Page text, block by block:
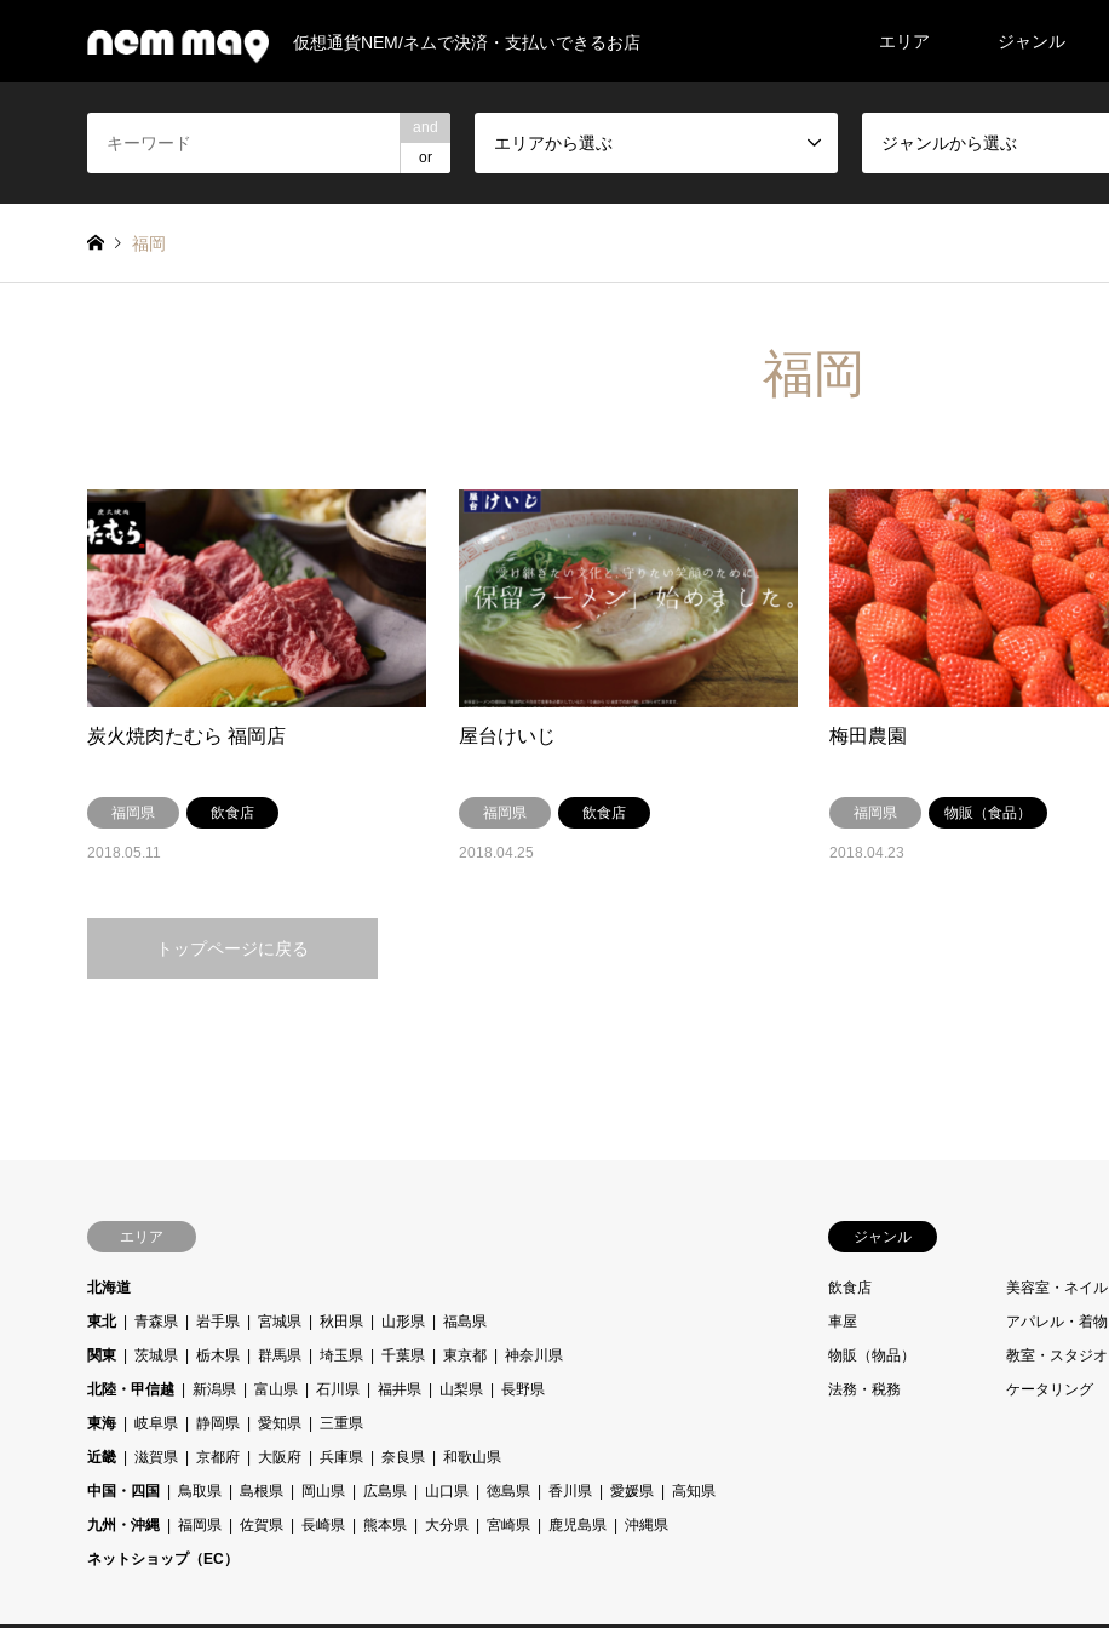
仮想通貨NEM/ネムで決済・支払いできるお店 エリア ジャンル
and
or
エリアから選ぶ ジャンルから選ぶ
福岡
福岡
炭火焼肉たむら 福岡店
福岡県 飲食店
2018.05.11
屋台けいじ
福岡県 飲食店
2018.04.25
梅田農園
福岡県 物販（食品）
2018.04.23
トップページに戻る
エリア
北海道
東北
青森県 岩手県 宮城県 秋田県 山形県
福島県
関東
茨城県 栃木県 群馬県 埼玉県 千葉県 東京都
神奈川県
北陸・甲信越
新潟県 富山県 石川県 福井県 山梨県
長野県
東海
岐阜県 静岡県 愛知県
三重県
近畿
滋賀県 京都府 大阪府 兵庫県 奈良県
和歌山県
中国・四国
鳥取県 島根県 岡山県 広島県 山口県 徳島県 香川県 愛媛県
高知県
九州・沖縄
福岡県 佐賀県 長崎県 熊本県 大分県 宮崎県 鹿児島県
沖縄県
ネットショップ（EC）
ジャンル
飲食店 美容室・ネイル
車屋
アパレル・着物
物販（物品）
教室・スタジオ
法務・税務
ケータリング